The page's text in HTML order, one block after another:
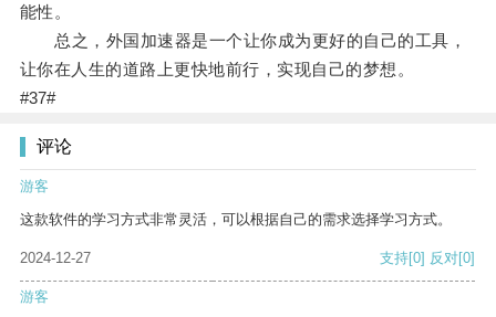
能性。
总之，外国加速器是一个让你成为更好的自己的工具，
让你在人生的道路上更快地前行，实现自己的梦想。
#37#
评论
游客
这款软件的学习方式非常灵活，可以根据自己的需求选择学习方式。
2024-12-27 支持[0] 反对[0]
游客